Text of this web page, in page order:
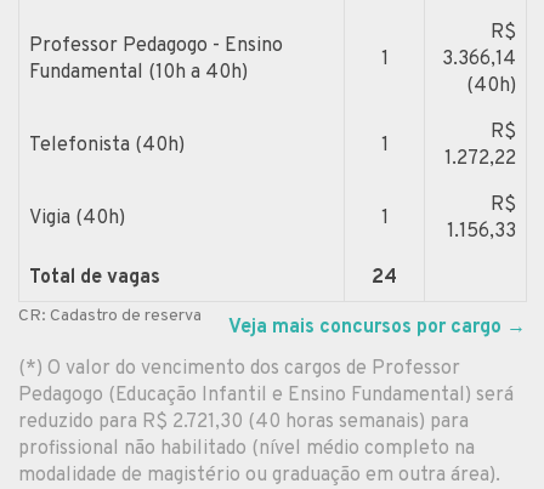
Professor Pedagogo - Ensino
Fundamental (10h a 40h)
1
R$
3.366,14
(40h)
Telefonista (40h) 1
R$
1.272,22
Vigia (40h) 1
R$
1.156,33
Total de vagas
24
CR: Cadastro de reserva Veja mais concursos por cargo →
(*) O valor do vencimento dos cargos de Professor
Pedagogo (Educação Infantil e Ensino Fundamental) será
reduzido para R$ 2.721,30 (40 horas semanais) para
profissional não habilitado (nível médio completo na
modalidade de magistério ou graduação em outra área).